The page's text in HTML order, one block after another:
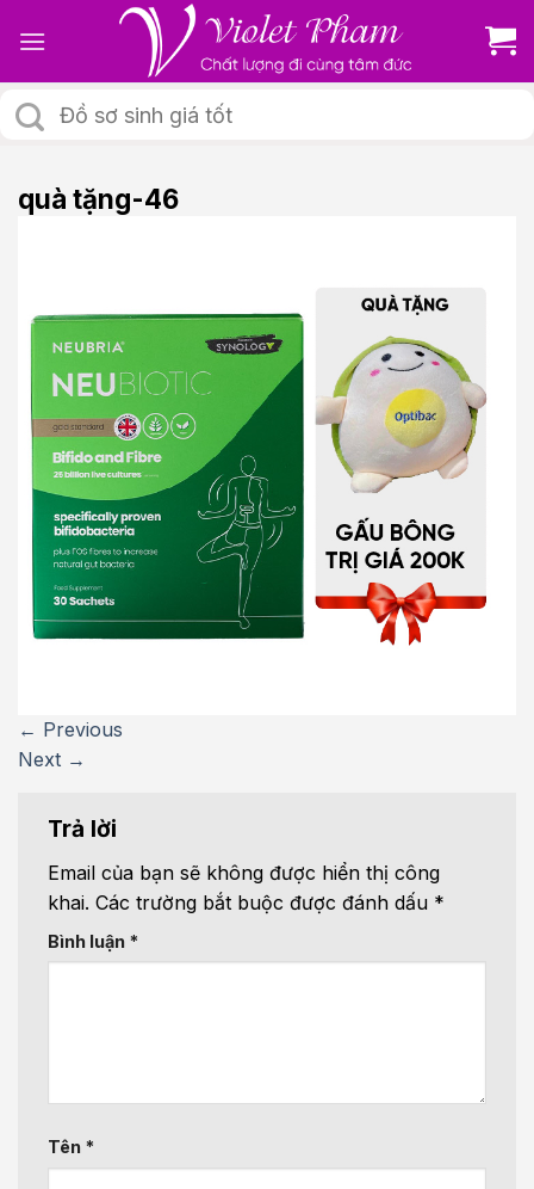
Tìm
kiếm:
quà tặng-46
← Previous
Next →
Trả lời
Email của bạn sẽ không được hiển thị công
khai. Các trường bắt buộc được đánh dấu *
Bình luận *
Tên *